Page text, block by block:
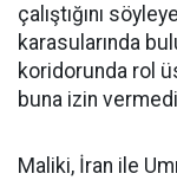
çalıştığını
karasularında
koridorunda rol
buna izin
Maliki, İran ile